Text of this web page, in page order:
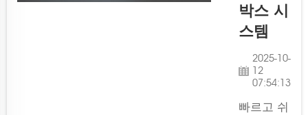
는 부분입
니다.
Lintel에서
제작한 이
스탠드 조
명은 디스
플레이를
박스 시
스템
2025-10-
12
07:54:13
빠르고 쉬